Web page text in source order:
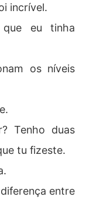
incrível.
que eu tinha
os níveis
Tenho duas
tu fizeste.
entre